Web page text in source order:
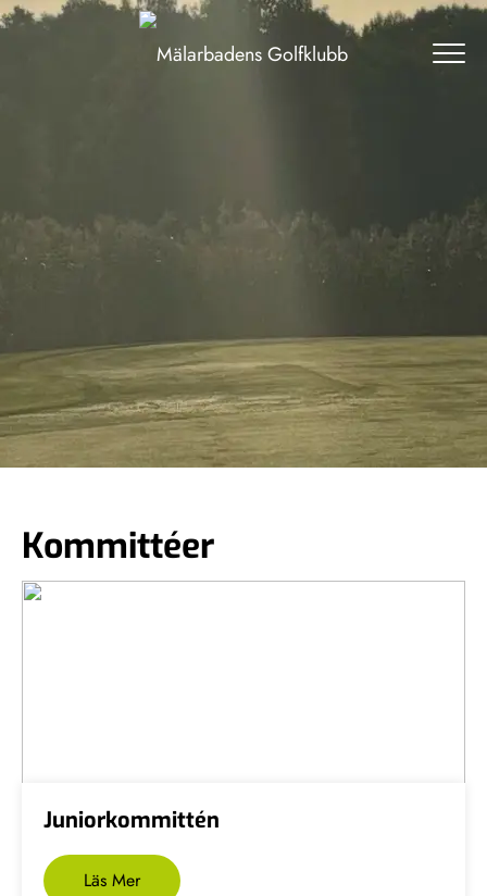
Kommittéer
Juniorkommittén
Läs Mer